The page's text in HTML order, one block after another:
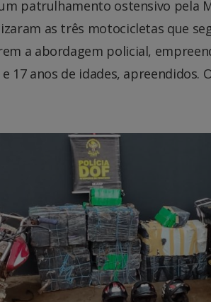
patrulhamento ostensivo pela
as três motocicletas que
a abordagem policial,
17 anos de idades,